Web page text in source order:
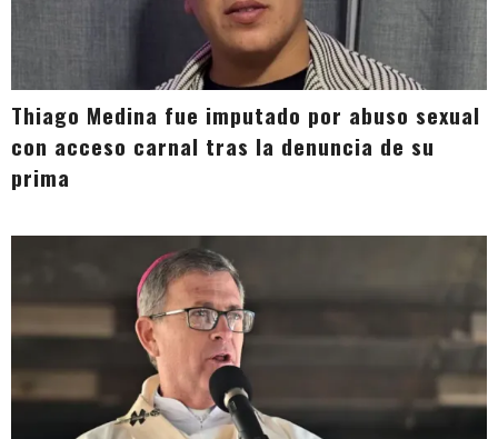
Thiago Medina fue imputado por abuso sexual
con acceso carnal tras la denuncia de su
prima